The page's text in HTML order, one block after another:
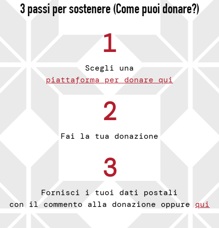
3 passi per sostenere (Come puoi donare?)
1
Scegli una
piattaforma per donare qui
2
Fai la tua donazione
3
Fornisci i tuoi dati postali
con il commento alla donazione oppure qui